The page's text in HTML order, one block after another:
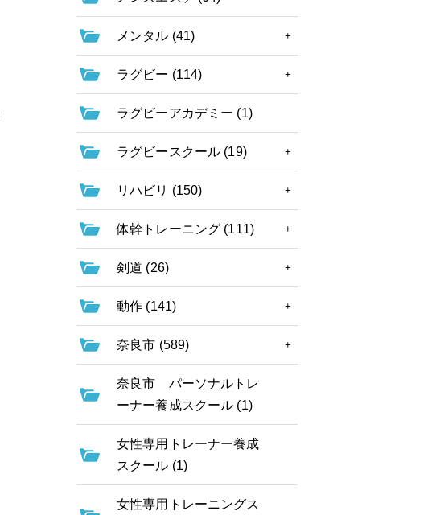
メンタル (41)
ラグビー (114)
ラグビーアカデミー (1)
ラグビースクール (19)
リハビリ (150)
体幹トレーニング (111)
剣道 (26)
動作 (141)
奈良市 (589)
奈良市 パーソナルトレ
ーナー養成スクール (1)
女性専用トレーナー養成
スクール (1)
女性専用トレーニングス